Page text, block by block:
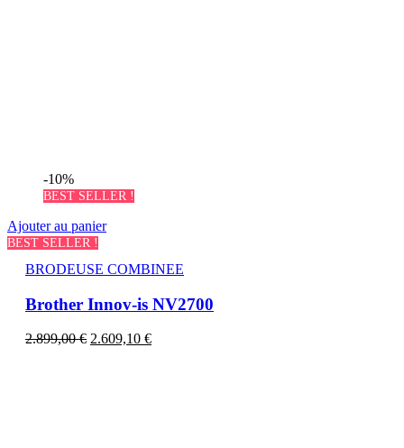
-10%
BEST SELLER !
Ajouter au panier
BEST SELLER !
BRODEUSE COMBINEE
Brother Innov-is NV2700
2.899,00€ 2.609,10 €